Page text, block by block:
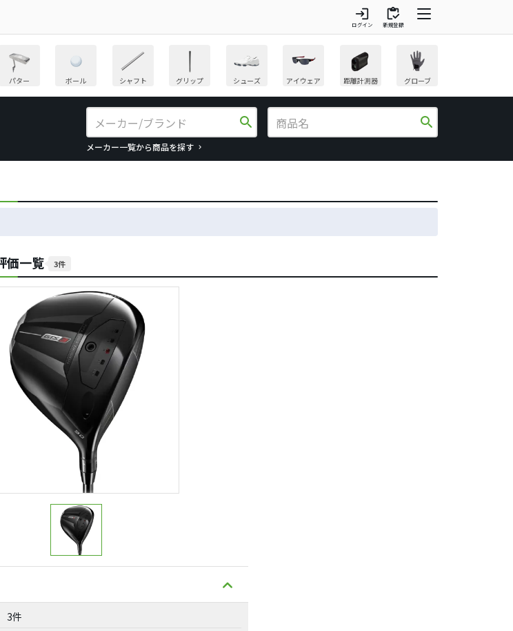
login
ログイン
inventory
新規登録
パター ボール シャフト グリップ シューズ アイウェア 距離計測器 グローブ
search
メーカー一覧から商品を探す
search
価一覧 3件
3件